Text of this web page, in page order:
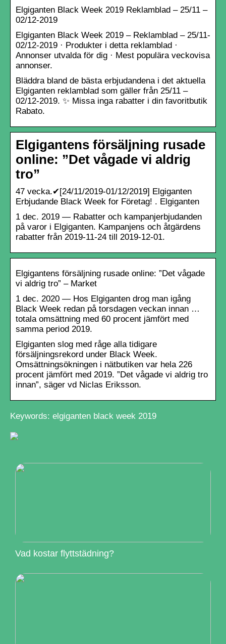
Elgiganten Black Week 2019 Reklamblad – 25/11 –
02/12-2019
Elgiganten Black Week 2019 – Reklamblad – 25/11-
02/12-2019 · Produkter i detta reklamblad ·
Annonser utvalda för dig · Mest populära veckovisa
annonser.
Bläddra bland de bästa erbjudandena i det aktuella
Elgiganten reklamblad som gäller från 25/11 –
02/12-2019. ✨ Missa inga rabatter i din favoritbutik
Rabato.
Elgigantens försäljning rusade
online: ”Det vågade vi aldrig
tro”
47 vecka.✔[24/11/2019-01/12/2019] Elgiganten
Erbjudande Black Week for Företag! . Elgiganten
1 dec. 2019 — Rabatter och kampanjerbjudanden
på varor i Elgiganten. Kampanjens och åtgärdens
rabatter från 2019-11-24 till 2019-12-01.
Elgigantens försäljning rusade online: ”Det vågade
vi aldrig tro” – Market
1 dec. 2020 — Hos Elgiganten drog man igång
Black Week redan på torsdagen veckan innan …
totala omsättning med 60 procent jämfört med
samma period 2019.
Elgiganten slog med råge alla tidigare
försäljningsrekord under Black Week.
Omsättningsökningen i nätbutiken var hela 226
procent jämfört med 2019. ”Det vågade vi aldrig tro
innan”, säger vd Niclas Eriksson.
Keywords: elgiganten black week 2019
Vad kostar flyttstädning?